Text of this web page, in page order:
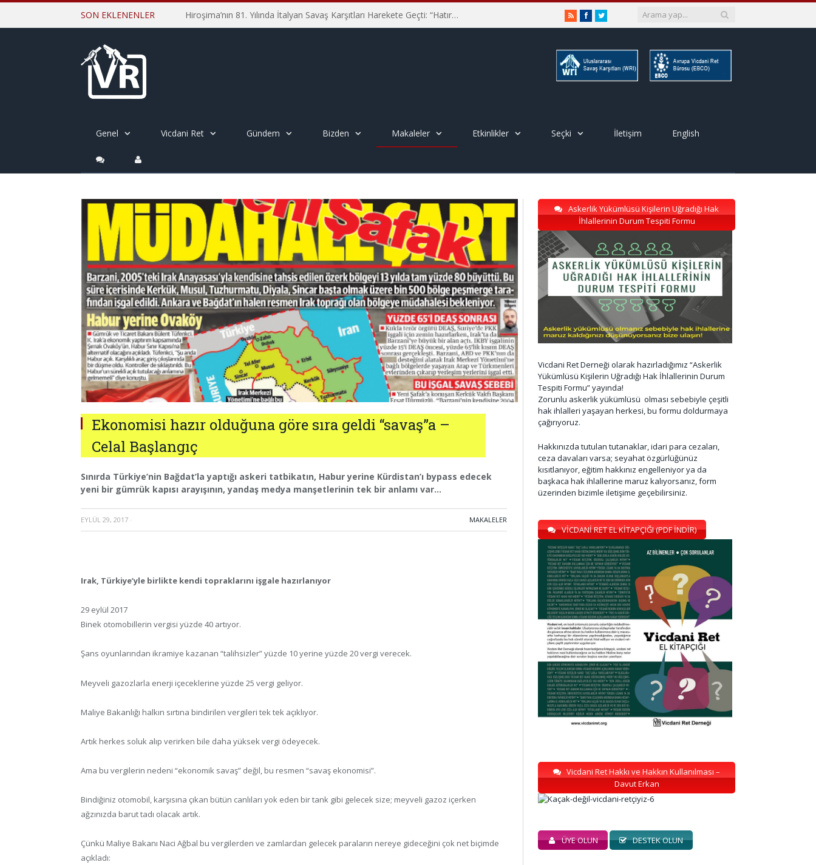
SON EKLENENLER Hiroşima’nın 81. Yılında İtalyan Savaş Karşıtları Harekete Geçti: “Hatırlamak yeterli değil” RSSFacebookTwitter
Genel Vicdani Ret Gündem Bizden Makaleler Etkinlikler Seçki İletişim English
Ekonomisi hazır olduğuna göre sıra geldi “savaş”a –
Celal Başlangıç
Sınırda Türkiye’nin Bağdat’la yaptığı askeri tatbikatın, Habur yerine Kürdistan’ı bypass edecek
yeni bir gümrük kapısı arayışının, yandaş medya manşetlerinin tek bir anlamı var…
EYLÜL 29, 2017 · MAKALELER
Irak, Türkiye’yle birlikte kendi topraklarını işgale hazırlanıyor
29 eylül 2017
Binek otomobillerin vergisi yüzde 40 artıyor.
Şans oyunlarından ikramiye kazanan “talihsizler” yüzde 10 yerine yüzde 20 vergi verecek.
Meyveli gazozlarla enerji içeceklerine yüzde 25 vergi geliyor.
Maliye Bakanlığı halkın sırtına bindirilen vergileri tek tek açıklıyor.
Artık herkes soluk alıp verirken bile daha yüksek vergi ödeyecek.
Ama bu vergilerin nedeni “ekonomik savaş” değil, bu resmen “savaş ekonomisi”.
Bindiğiniz otomobil, karşısına çıkan bütün canlıları yok eden bir tank gibi gelecek size; meyveli gazoz içerken
ağzınızda barut tadı olacak artık.
Çünkü Maliye Bakanı Naci Ağbal bu vergilerden ve zamlardan gelecek paraların nereye gideceğini çok net biçimde
açıkladı:
Askerlik Yükümlüsü Kişilerin Uğradığı Hak
İhlallerinin Durum Tespiti Formu
Vicdani Ret Derneği olarak hazırladığımız “Askerlik
Yükümlüsü Kişilerin Uğradığı Hak İhlallerinin Durum
Tespiti Formu” yayında!
Zorunlu askerlik yükümlüsü olması sebebiyle çeşitli
hak ihlalleri yaşayan herkesi, bu formu doldurmaya
çağırıyoruz.
Hakkınızda tutulan tutanaklar, idari para cezaları,
ceza davaları varsa; seyahat özgürlüğünüz
kısıtlanıyor, eğitim hakkınız engelleniyor ya da
başkaca hak ihlallerine maruz kalıyorsanız, form
üzerinden bizimle iletişime geçebilirsiniz.
VİCDANİ RET EL KİTAPÇIĞI (PDF İNDİR)
Vicdani Ret Hakkı ve Hakkın Kullanılması –
Davut Erkan
ÜYE OLUN DESTEK OLUN